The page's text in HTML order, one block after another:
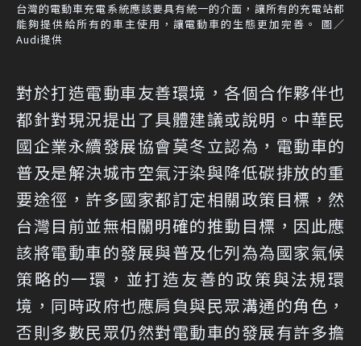
台灣的電動車充電系統應該要具有統一的介面，讓所有的充電站都
能夠提供給所有的車主使用，讓電動車的生態更加完善。 圖／
Audi提供
對於打造電動車友善環境，各個合作夥伴也
都針對現況提出了具體建議或說明。中華民
國企業永續發展協會莫冬立認為，電動車的
普及是解決城市空氣汙染與降低碳排放的重
要途徑，許多國家都訂定相關政策目標，然
台灣目前並無相關明確的推動目標，因此應
該將電動車的發展與普及化列為為國家氣候
策略的一環，並打造友善的政策與法規環
境，同時政府也應肩負與民眾溝通的角色，
否則多數民眾仍然對電動車的發展有許多擔